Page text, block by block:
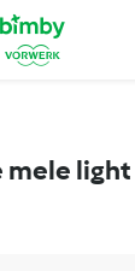
mele light